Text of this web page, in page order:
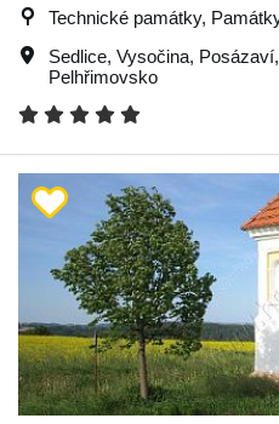
Technické památky,
Sedlice, Vysočina, Posázaví,
Pelhřimovsko